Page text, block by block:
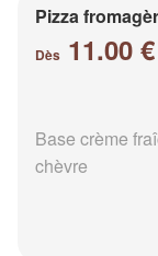
Pizza
Dès 11.00 €
Base crème
chèvre